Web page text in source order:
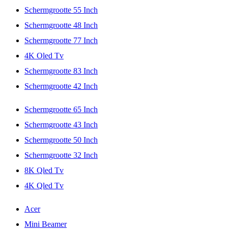
Schermgrootte 55 Inch
Schermgrootte 48 Inch
Schermgrootte 77 Inch
4K Oled Tv
Schermgrootte 83 Inch
Schermgrootte 42 Inch
Schermgrootte 65 Inch
Schermgrootte 43 Inch
Schermgrootte 50 Inch
Schermgrootte 32 Inch
8K Qled Tv
4K Qled Tv
Acer
Mini Beamer